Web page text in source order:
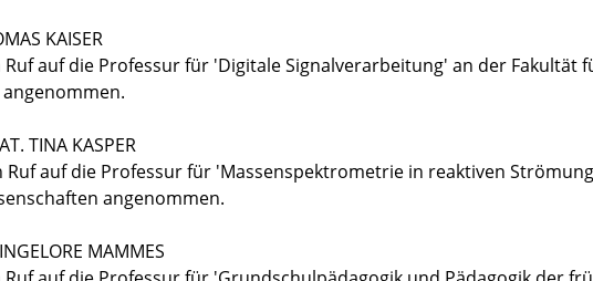
KAISER
Ruf auf die Professur für 'Digitale Signalverarbeitung' an der Fakultät
TINA KASPER
Ruf auf die Professur für 'Massenspektrometrie in reaktiven
angenommen.
MAMMES